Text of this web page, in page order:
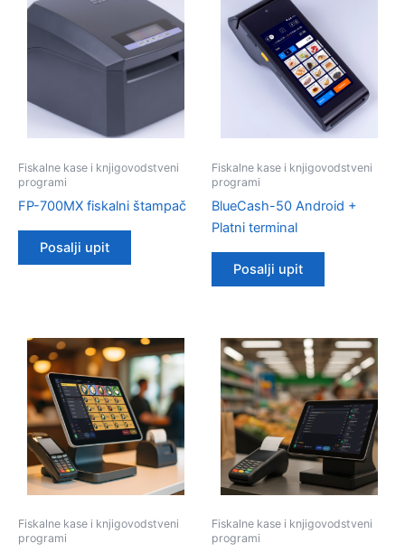
Fiskalne kase i knjigovodstveni
programi
FP-700MX fiskalni štampač
Posalji upit
Fiskalne kase i knjigovodstveni
programi
BlueCash-50 Android +
Platni terminal
Posalji upit
Fiskalne kase i knjigovodstveni
programi
Fiskalne kase i knjigovodstveni
programi